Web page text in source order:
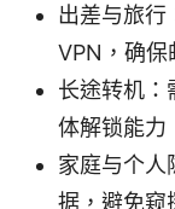
出差与旅行
VPN，确保
长途转机：
体解锁能力
家庭与个人
据，避免窥